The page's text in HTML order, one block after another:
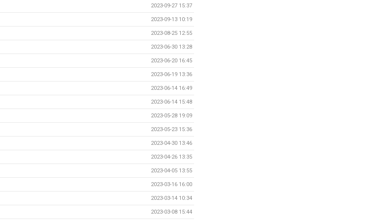
2023-09-27 15:37
2023-09-13 10:19
2023-08-25 12:55
2023-06-30 13:28
2023-06-20 16:45
2023-06-19 13:36
2023-06-14 16:49
2023-06-14 15:48
2023-05-28 19:09
2023-05-23 15:36
2023-04-30 13:46
2023-04-26 13:35
2023-04-05 13:55
2023-03-16 16:00
2023-03-14 10:34
2023-03-08 15:44